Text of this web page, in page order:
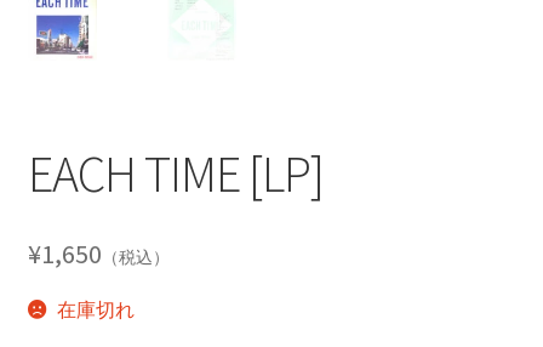
EACH TIME [LP]
¥1,650 （税込）
在庫切れ